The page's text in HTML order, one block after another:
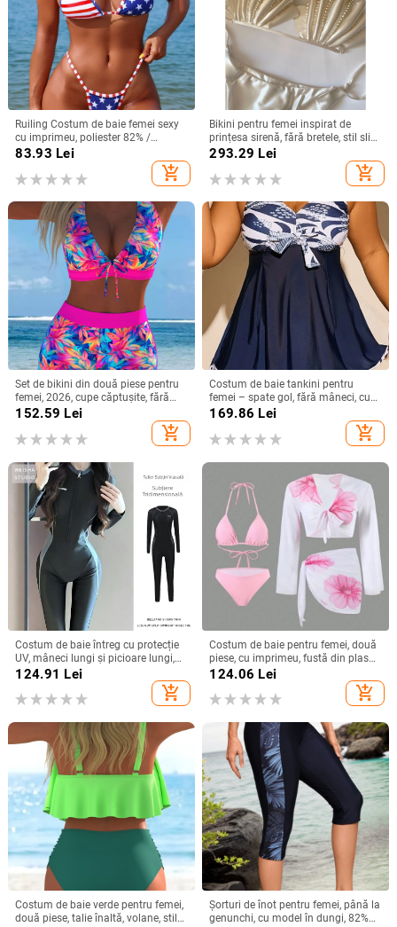
Ruiling Costum de baie femei sexy
cu imprimeu, poliester 82% /
căptușeală spandex 18%, cupe cu
bureți fără suport metalic, fără
mâneci, croială bikini
83.93 Lei
add_shopping_cart
Bikini pentru femei inspirat de
prințesa sirenă, fără bretele, stil slip,
din mercerizată bumbac + vinilon,
căptușit cu bumbac, pentru femei
adulte, fără sârmă de susținere și
293.29 Lei
add_shopping_cart
Set de bikini din două piese pentru
femei, 2026, cupe căptușite, fără
armături, siluetă subțire și acoperire
152.59 Lei
add_shopping_cart
Costum de baie tankini pentru
femei – spate gol, fără mâneci, cu
bureți pentru bust și fără suport
metalic, material poliester cu
căptușeală
169.86 Lei
add_shopping_cart
Costum de baie întreg cu protecție
UV, mâneci lungi și picioare lungi,
uscare rapidă, pentru snorkeling și
124.91 Lei
add_shopping_cart
Costum de baie pentru femei, două
piese, cu imprimeu, fustă din plasă
pentru șolduri și acoperitoare cu
124.06 Lei
add_shopping_cart
Costum de baie verde pentru femei,
două piese, talie înaltă, volane, stil
Șorturi de înot pentru femei, până la
genunchi, cu model în dungi, 82%